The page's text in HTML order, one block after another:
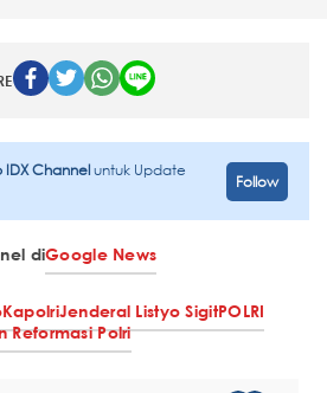
IDX Channeluntuk Update
Follow
diGoogle News
KapolriJenderal Listyo SigitPOLRI
Reformasi Polri